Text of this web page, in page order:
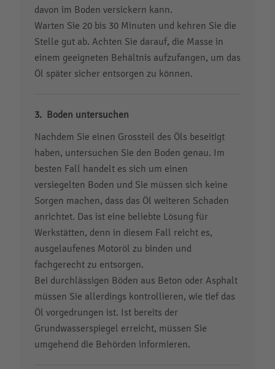
davon im Boden versickern kann.
Warten Sie 20 bis 30 Minuten und kehren Sie die
Stelle gut ab. Achten Sie darauf, die Masse in
einem geeigneten Behältnis aufzufangen, um das
Öl später sicher entsorgen zu können.
Boden untersuchen
Nachdem Sie einen Grossteil des Öls beseitigt
haben, untersuchen Sie den Boden genau. Im
besten Fall handelt es sich um einen
versiegelten Boden und Sie müssen sich keine
Sorgen machen, dass das Öl weiteren Schaden
anrichtet. Das ist eine beliebte Lösung für
Werkstätten, denn in diesem Fall reicht es,
ausgelaufenes Motoröl zu binden und
fachgerecht zu entsorgen.
Bei durchlässigen Böden aus Beton oder Asphalt
müssen Sie allerdings kontrollieren, wie tief das
Öl vorgedrungen ist. Ist bereits der
Grundwasserspiegel erreicht, müssen Sie
umgehend die Behörden informieren.